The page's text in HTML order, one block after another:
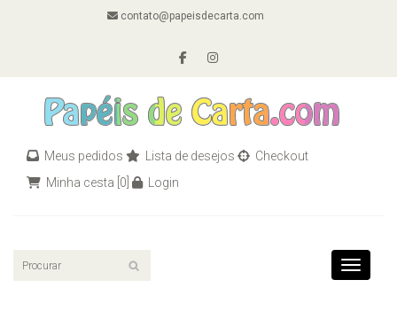
contato@papeisdecarta.com
Meus pedidos Lista de desejos
Checkout
Minha cesta [0] Login
Toggle